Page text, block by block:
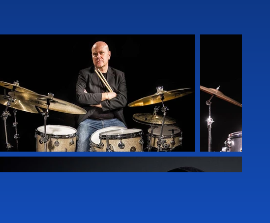
』、『Gatto-Stefano Bollani Gershwin e
『The Music Next Door』、『Roberto Gatto
ーノ・マンフレディ監督作『Nudo di donna』
で、フランチェスカ・アルキブージ監督の映画
sera』、『Il grande cocomero』のサウンドト
された。1983年と1987年には、グループ「リ
プ賞を受賞。1988年、1989年、1990年には
ラクイラ音楽院で学んだ。現在はローマのサ